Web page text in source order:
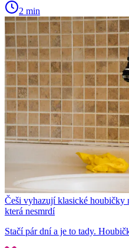
2 min
Češi vyhazují klasické houbičky
která nesmrdí
Stačí pár dní a je to tady.